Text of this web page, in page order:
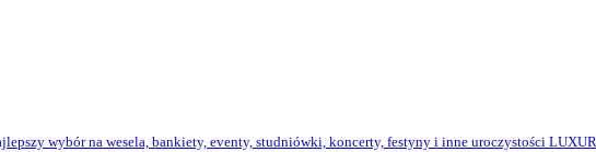
wybór na wesela, bankiety, eventy, studniówki, koncerty, festyny i inne uroczystości